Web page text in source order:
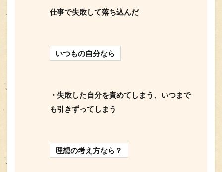
仕事で失敗して落ち込んだ
いつもの自分なら
・失敗した自分を責めてしまう、いつまで
も引きずってしまう
理想の考え方なら？